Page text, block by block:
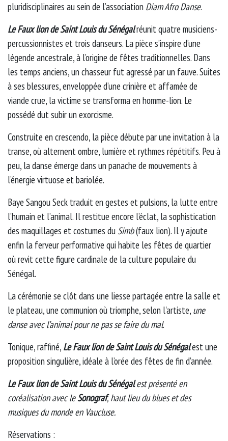
pluridisciplinaires au sein de l’association Diam Afro Danse.
Le Faux lion de Saint Louis du Sénégalréunit quatre musiciens-
percussionnistes et trois danseurs. La pièce s’inspire d’une
légende ancestrale, à l’origine de fêtes traditionnelles. Dans
les temps anciens, un chasseur fut agressé par un fauve. Suites
à ses blessures, enveloppée d’une crinière et affamée de
viande crue, la victime se transforma en homme-lion. Le
possédé dut subir un exorcisme.
Construite en crescendo, la pièce débute par une invitation à la
transe, où alternent ombre, lumière et rythmes répétitifs. Peu à
peu, la danse émerge dans un panache de mouvements à
l’énergie virtuose et bariolée.
Baye Sangou Seck traduit en gestes et pulsions, la lutte entre
l’humain et l’animal. Il restitue encore l’éclat, la sophistication
des maquillages et costumes du Simb(faux lion). Il y ajoute
enfin la ferveur performative qui habite les fêtes de quartier
où revit cette figure cardinale de la culture populaire du
Sénégal.
La cérémonie se clôt dans une liesse partagée entre la salle et
le plateau, une communion où triomphe, selon l'artiste, une
danse avec l’animal pour ne pas se faire du mal.
Tonique, raffiné, Le Faux lion de Saint Louis du Sénégalest une
proposition singulière, idéale à l’orée des fêtes de fin d’année.
Le Faux lion de Saint Louis du Sénégal est présenté en
coréalisation avec leSonograf, haut lieu du blues et des
musiques du monde en Vaucluse.
Réservations :